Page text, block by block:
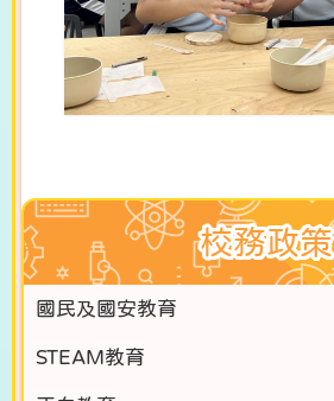
校務政策
國民及國安教育
STEAM教育